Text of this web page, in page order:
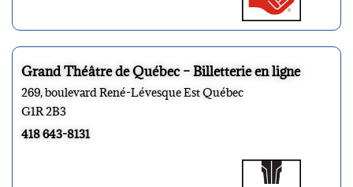
Grand Théâtre de Québec – Billetterie en ligne
269, boulevard René-Lévesque Est Québec
G1R 2B3
418 643-8131